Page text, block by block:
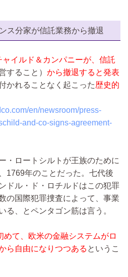
ス分家が信託業務から撤退
イルド＆カンパニーが、信託
すること） から撤退すると発表
かれることなく起こった歴史的
en/newsroom/press-
and-co-signs-agreement-
・ロートシルトが王族のために
1769年のことだった。七代後
ドル・ド・ロチルドはこの犯罪
の国際犯罪捜査によって、事業
る、とペンタゴン筋は言う。
めて、欧米の金融システムがロ
ら自由になりつつある というこ